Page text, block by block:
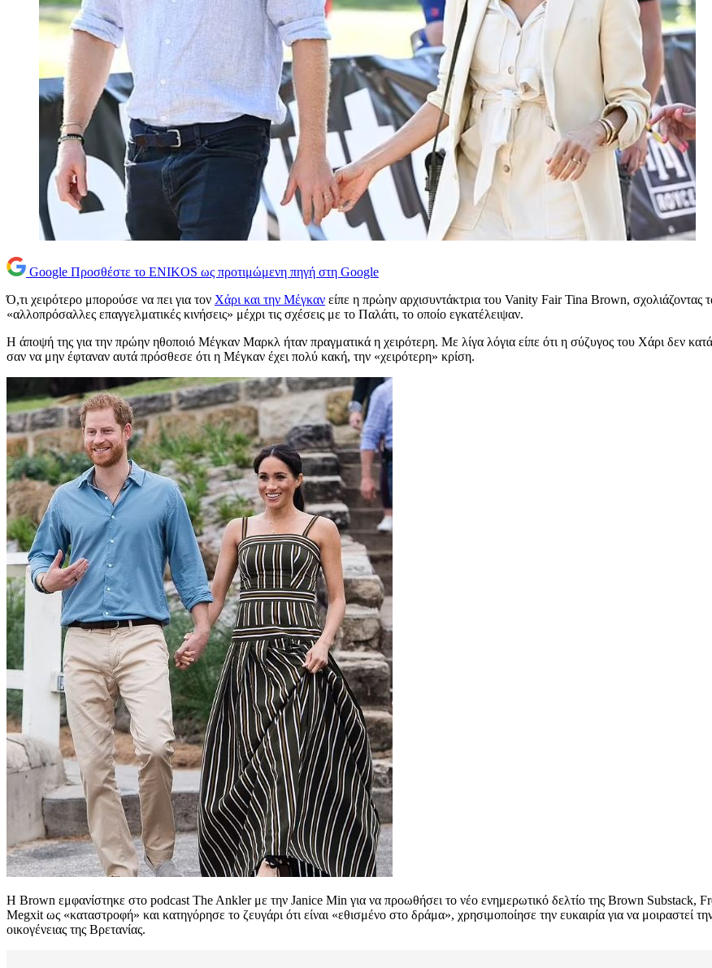
Google Προσθέστε το ENIKOS ως προτιμώμενη πηγή στη Google
Ό,τι χειρότερο μπορούσε να πει για τον Χάρι και την Μέγκαν είπε η πρώην αρχισυντάκτρια του Vanity Fair Tina Brown, σχολιάζοντας
«αλλοπρόσαλλες επαγγελματικές κινήσεις» μέχρι τις σχέσεις με το Παλάτι, το οποίο εγκατέλειψαν.
Η άποψή της για την πρώην ηθοποιό Μέγκαν Μαρκλ ήταν πραγματικά η χειρότερη. Με λίγα λόγια είπε ότι η σύζυγος του Χάρι δεν
σαν να μην έφταναν αυτά πρόσθεσε ότι η Μέγκαν έχει πολύ κακή, την «χειρότερη» κρίση.
Η Brown εμφανίστηκε στο podcast The Ankler με την Janice Min για να προωθήσει το νέο ενημερωτικό δελτίο της Brown Substack,
Megxit ως «καταστροφή» και κατηγόρησε το ζευγάρι ότι είναι «εθισμένο στο δράμα», χρησιμοποίησε την ευκαιρία για να μοιραστεί
οικογένειας της Βρετανίας.